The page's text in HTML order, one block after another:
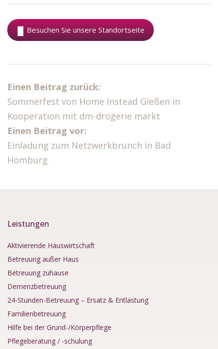
Besuchen Sie unsere Standortseite
Einen Beitrag zurück:
Sommerfest von Home Instead Gießen in
Kooperation mit dm-drogerie markt
Einen Beitrag vor:
Einladung zum Netzwerkbrunch in Bad
Homburg
Leistungen
Aktivierende Hauswirtschaft
Betreuung außer Haus
Betreuung zuhause
Demenzbetreuung
24-Stunden-Betreuung – Ersatz & Entlastung
Familienbetreuung
Hilfe bei der Grund-/Körperpflege
Pflegeberatung / -schulung